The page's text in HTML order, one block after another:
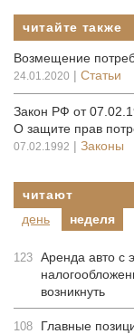
читайте также
Возмещение
24.01.2020 | Статьи
Закон РФ от
О защите прав
07.02.1992 | Законы
читают
день
неделя
123 Аренда авто с
возникнуть
108
Главные